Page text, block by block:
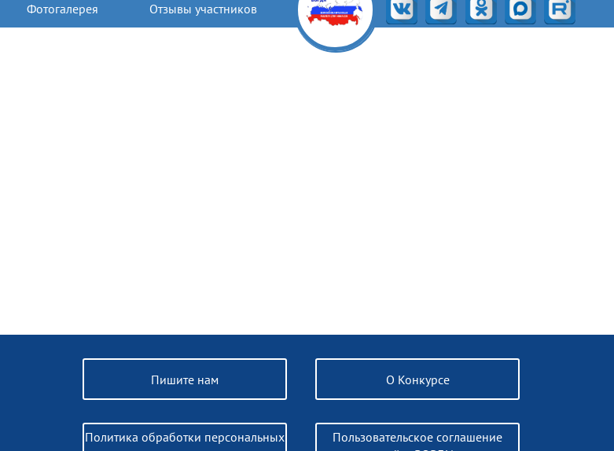
Фотогалерея Отзывы участников
Пишите нам
Политика обработки персональных
О Конкурсе
Пользовательское соглашение